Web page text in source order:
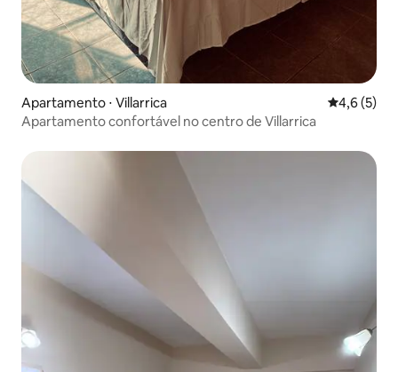
Apartamento ⋅ Villarrica 4,6 de
4,6 (5)
Apartamento confortável no centro de Villarrica